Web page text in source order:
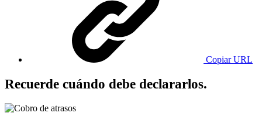
Copiar URL
Recuerde cuándo debe declararlos.